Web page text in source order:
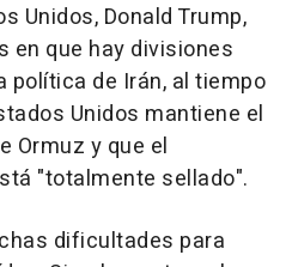
Unidos, Donald Trump,
en que hay divisiones
política de Irán, al tiempo
Unidos mantiene el
Ormuz y que el
"totalmente sellado".
dificultades para